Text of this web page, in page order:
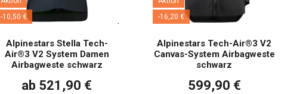
-10,50 €
Alpinestars Stella Tech-
Air®3 V2 System Damen
Airbagweste schwarz
ab 521,90 €
-16,20 €
Alpinestars Tech-Air®3 V2
Canvas-System Airbagweste
schwarz
599,90 €